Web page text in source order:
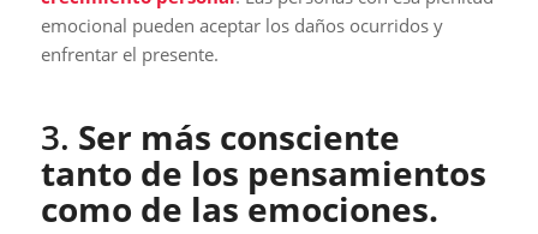
emocional pueden aceptar los daños ocurridos y
enfrentar el presente.
3. Ser más consciente
tanto de los pensamientos
como de las emociones.